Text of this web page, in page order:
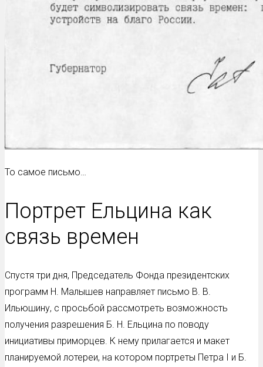
То самое письмо…
Портрет Ельцина как
связь времен
Спустя три дня, Председатель Фонда президентских
программ Н. Малышев направляет письмо В. В.
Ильюшину, с просьбой рассмотреть возможность
получения разрешения Б. Н. Ельцина по поводу
инициативы приморцев. К нему прилагается и макет
планируемой лотереи, на котором портреты Петра I и Б.